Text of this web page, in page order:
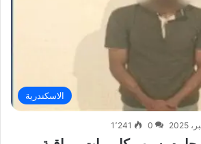
الاسكندرية
0 1٬241